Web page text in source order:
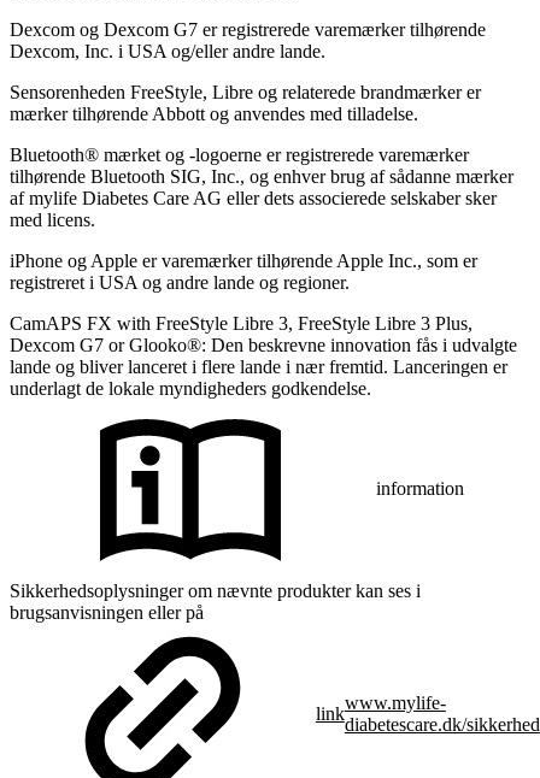
Dexcom og Dexcom G7 er registrerede varemærker tilhørende
Dexcom, Inc. i USA og/eller andre lande.
Sensorenheden FreeStyle, Libre og relaterede brandmærker er
mærker tilhørende Abbott og anvendes med tilladelse.
Bluetooth® mærket og -logoerne er registrerede varemærker
tilhørende Bluetooth SIG, Inc., og enhver brug af sådanne mærker
af mylife Diabetes Care AG eller dets associerede selskaber sker
med licens.
iPhone og Apple er varemærker tilhørende Apple Inc., som er
registreret i USA og andre lande og regioner.
CamAPS FX with FreeStyle Libre 3, FreeStyle Libre 3 Plus,
Dexcom G7 or Glooko®: Den beskrevne innovation fås i udvalgte
lande og bliver lanceret i flere lande i nær fremtid. Lanceringen er
underlagt de lokale myndigheders godkendelse.
information
Sikkerhedsoplysninger om nævnte produkter kan ses i
brugsanvisningen eller på
link
www.mylife-
diabetescare.dk/sikkerhed